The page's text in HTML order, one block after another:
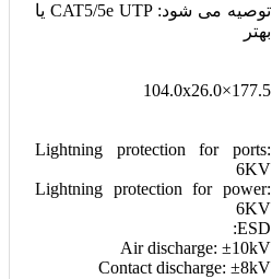
توصیه می شود: CAT5/5e UTP یا
بهتر
177.5×104.0x26.0
Lightning protection for ports:
6KV
Lightning protection for power:
6KV
ESD:
Air discharge: ±10kV
Contact discharge: ±8kV